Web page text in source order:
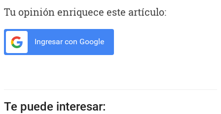
Tu opinión enriquece este artículo:
Ingresar con Google
Te puede interesar: